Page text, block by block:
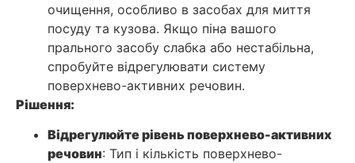
очищення, особливо в засобах для миття
посуду та кузова. Якщо піна вашого
прального засобу слабка або нестабільна,
спробуйте відрегулювати систему
поверхнево-активних речовин.
Рішення:
Відрегулюйте рівень поверхнево-активних
речовин: Тип і кількість поверхнево-